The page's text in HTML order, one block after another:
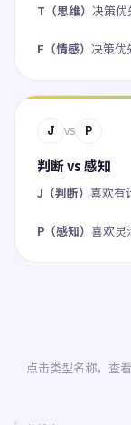
T（思维） 决策优
F（情感） 决策优
J VS P
判断 vs 感知
J（判断） 喜欢有
P（感知） 喜欢灵
点击类型名称，查